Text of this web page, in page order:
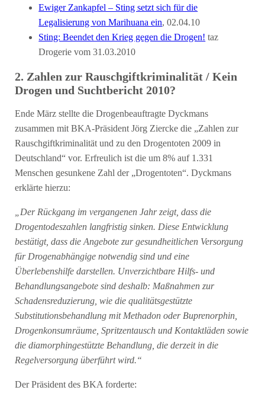
Ewiger Zankapfel – Sting setzt sich für die
Legalisierung von Marihuana ein, 02.04.10
Sting: Beendet den Krieg gegen die Drogen! taz
Drogerie vom 31.03.2010
2. Zahlen zur Rauschgiftkriminalität / Kein
Drogen und Suchtbericht 2010?
Ende März stellte die Drogenbeauftragte Dyckmans
zusammen mit BKA-Präsident Jörg Ziercke die „Zahlen zur
Rauschgiftkriminalität und zu den Drogentoten 2009 in
Deutschland“ vor. Erfreulich ist die um 8% auf 1.331
Menschen gesunkene Zahl der „Drogentoten“. Dyckmans
erklärte hierzu:
„Der Rückgang im vergangenen Jahr zeigt, dass die
Drogentodeszahlen langfristig sinken. Diese Entwicklung
bestätigt, dass die Angebote zur gesundheitlichen Versorgung
für Drogenabhängige notwendig sind und eine
Überlebenshilfe darstellen. Unverzichtbare Hilfs- und
Behandlungsangebote sind deshalb: Maßnahmen zur
Schadensreduzierung, wie die qualitätsgestützte
Substitutionsbehandlung mit Methadon oder Buprenorphin,
Drogenkonsumräume, Spritzentausch und Kontaktläden sowie
die diamorphingestützte Behandlung, die derzeit in die
Regelversorgung überführt wird.“
Der Präsident des BKA forderte: